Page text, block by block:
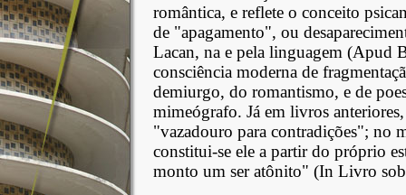
romântica, e reflete o conceito
de "apagamento", ou
Lacan, na e pela linguagem
consciência moderna de
demiurgo, do romantismo, e de
mimeógrafo. Já em livros
"vazadouro para contradições"; no
constitui-se ele a partir do próprio
monto um ser atônito" (In Livro